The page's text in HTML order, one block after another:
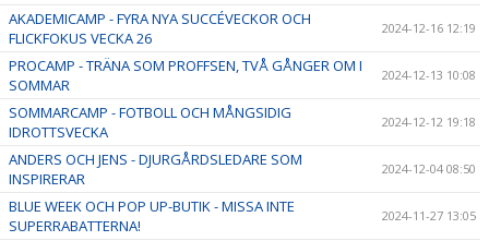
AKADEMICAMP - FYRA NYA SUCCÉVECKOR OCH
FLICKFOKUS VECKA 26
2024-12-16 12:19
PROCAMP - TRÄNA SOM PROFFSEN, TVÅ GÅNGER OM I
SOMMAR
2024-12-13 10:08
SOMMARCAMP - FOTBOLL OCH MÅNGSIDIG
IDROTTSVECKA
2024-12-12 19:18
ANDERS OCH JENS - DJURGÅRDSLEDARE SOM
INSPIRERAR
2024-12-04 08:50
BLUE WEEK OCH POP UP-BUTIK - MISSA INTE
SUPERRABATTERNA!
2024-11-27 13:05